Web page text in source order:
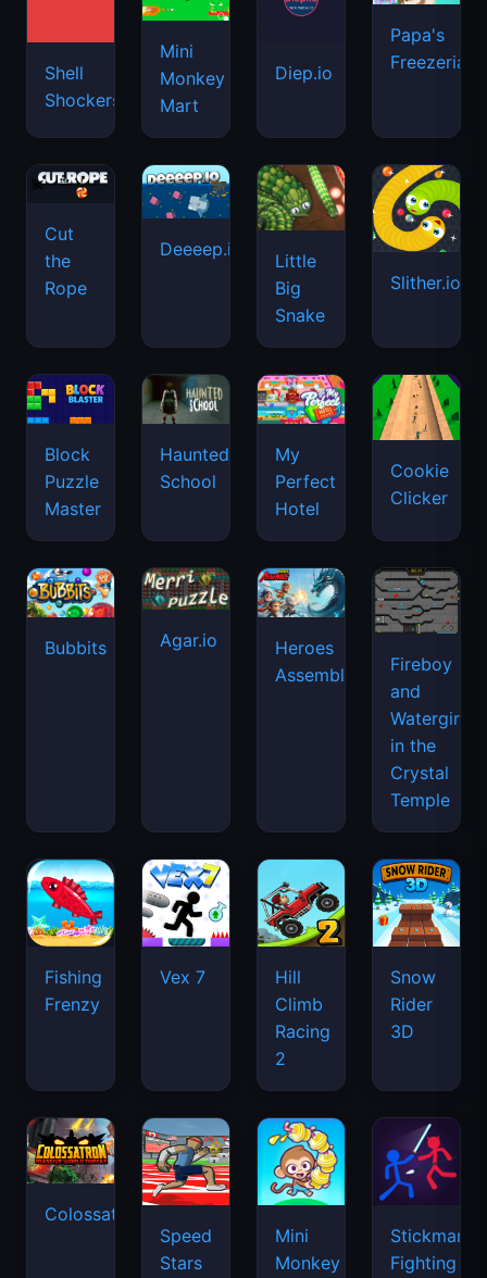
Shell
Shockers
Mini
Monkey
Mart
Diep.io
Papa's
Freezeria
Cut
the
Rope
Deeeep.io
Little
Big
Snake
Slither.io
Block
Puzzle
Master
Haunted
School
My
Perfect
Hotel
Cookie
Clicker
Bubbits Agar.io
Heroes
Assemble
Fireboy
and
Watergirl
in the
Crystal
Temple
Fishing
Frenzy
Vex 7
Hill
Climb
Racing
2
Snow
Rider
3D
Colossatron
Speed
Stars
Mini
Monkey
Stickman
Fighting